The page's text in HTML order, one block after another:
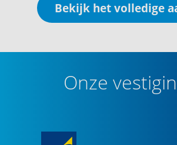
Bekijk het volledige
Onze